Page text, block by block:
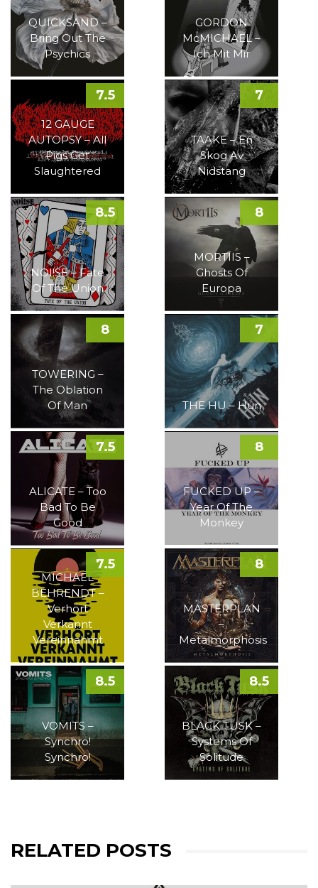
QUICKSAND –
Bring Out The
Psychics
GORDON
McMICHAEL –
Ich Mit Mir
12 GAUGE
AUTOPSY – All
Pigs Get
Slaughtered
7.5
TAAKE – En
Skog Av
Nidstang
7
NOI!SE – Fate
Of The Union
8.5
MORTIIS –
Ghosts Of
Europa
8
TOWERING –
The Oblation
Of Man
8
THE HU – Hun
7
ALICATE – Too
Bad To Be
Good
7.5
FUCKED UP –
Year Of The
Monkey
8
MICHAEL
BEHRENDT –
Verhört
Verkannt
Vereinnahmt
7.5
MASTERPLAN
–
Metalmorphosis
8
VOMITS –
Synchro!
Synchro!
8.5
BLACK TUSK –
Systems Of
Solitude
8.5
RELATED POSTS